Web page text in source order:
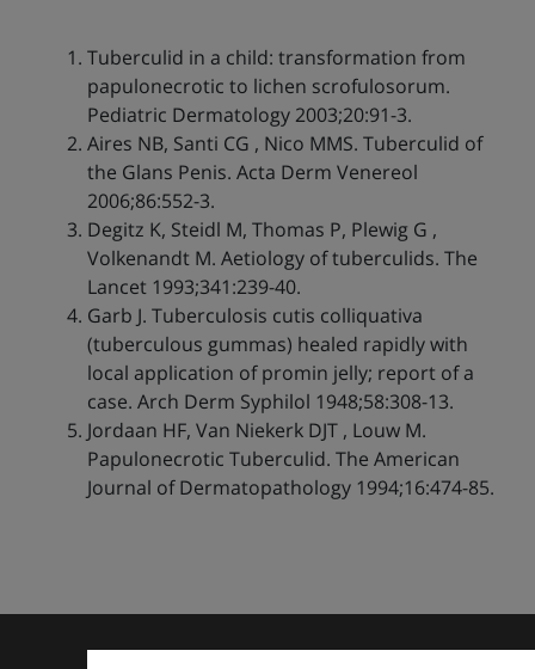
Tuberculid in a child: transformation from
papulonecrotic to lichen scrofulosorum.
Pediatric Dermatology 2003;20:91-3.
Aires NB, Santi CG , Nico MMS. Tuberculid of
the Glans Penis. Acta Derm Venereol
2006;86:552-3.
Degitz K, Steidl M, Thomas P, Plewig G ,
Volkenandt M. Aetiology of tuberculids. The
Lancet 1993;341:239-40.
Garb J. Tuberculosis cutis colliquativa
(tuberculous gummas) healed rapidly with
local application of promin jelly; report of a
case. Arch Derm Syphilol 1948;58:308-13.
Jordaan HF, Van Niekerk DJT , Louw M.
Papulonecrotic Tuberculid. The American
Journal of Dermatopathology 1994;16:474-85.